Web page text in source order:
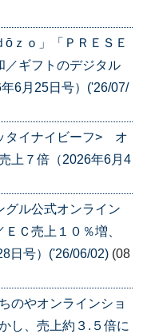
ｚｏ」「ＰＲＥＳＥ
ギフトのデジタル
6月25日号）('26/07/
タイナイビーフ> オ
上７倍（2026年6月4
ル公式オンライン
Ｃ売上１０％増、
日号）('26/06/02) (08
のやオンラインショ
し、売上約３.５倍に